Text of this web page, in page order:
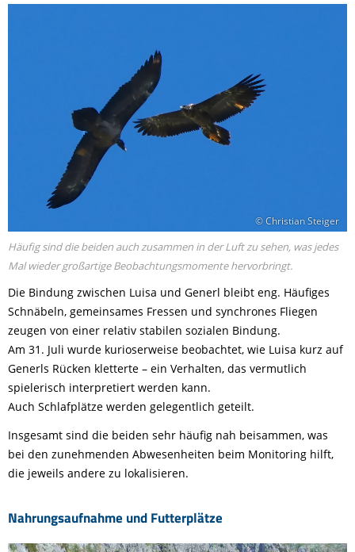
© Christian Steiger
Häufig sind die beiden auch zusammen in der Luft zu sehen, was jedes
Mal wieder großartige Beobachtungsmomente hervorbringt.
Die Bindung zwischen Luisa und Generl bleibt eng. Häufiges
Schnäbeln, gemeinsames Fressen und synchrones Fliegen
zeugen von einer relativ stabilen sozialen Bindung.
Am 31. Juli wurde kurioserweise beobachtet, wie Luisa kurz auf
Generls Rücken kletterte – ein Verhalten, das vermutlich
spielerisch interpretiert werden kann.
Auch Schlafplätze werden gelegentlich geteilt.
Insgesamt sind die beiden sehr häufig nah beisammen, was
bei den zunehmenden Abwesenheiten beim Monitoring hilft,
die jeweils andere zu lokalisieren.
Nahrungsaufnahme und Futterplätze